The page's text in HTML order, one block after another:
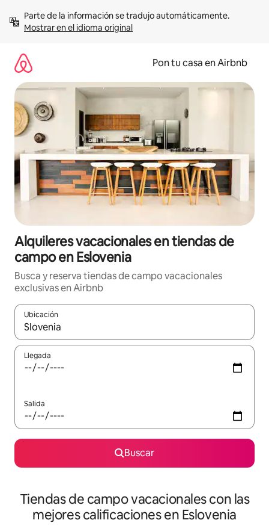
contenidoMostrar en el idioma original
Pon tu casa en Airbnb
Alquileres vacacionales en tiendas de
campo en Eslovenia
Busca y reserva tiendas de campo vacacionales
exclusivas en Airbnb
Ubicación
Cuando los resultados estén disponibles, navega con las
Llegada
Salida
Buscar
Tiendas de campo vacacionales con las
mejores calificaciones en Eslovenia